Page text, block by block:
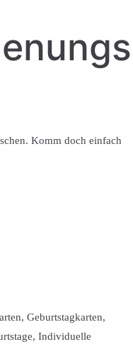
Komm doch einfach
Geburtstagkarten,
Individuelle